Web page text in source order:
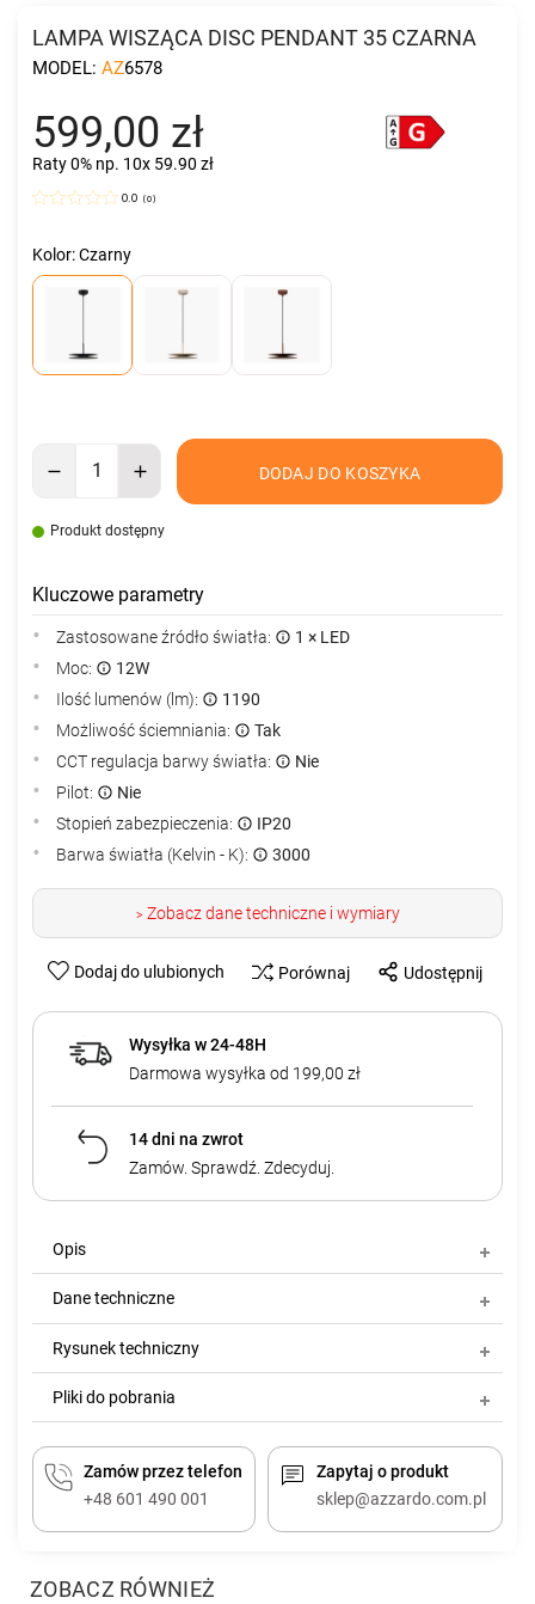
LAMPA WISZĄCA DISC PENDANT 35 CZARNA
MODEL: AZ6578
599,00 zł
Raty 0% np. 10x 59.90 zł
0.0 (0)
Kolor: Czarny
DODAJ DO KOSZYKA
Produkt dostępny
Kluczowe parametry
Zastosowane źródło światła:
1 × LED
Moc:
12W
Ilość lumenów (lm):
1190
Możliwość ściemniania:
Tak
CCT regulacja barwy światła:
Nie
Pilot:
Nie
Stopień zabezpieczenia:
IP20
Barwa światła (Kelvin - K):
3000
>Zobacz dane techniczne i wymiary
Dodaj do ulubionych Porównaj Udostępnij
Wysyłka w 24-48H
Darmowa wysyłka od 199,00 zł
14 dni na zwrot
Zamów. Sprawdź. Zdecyduj.
Opis
Dane techniczne
Rysunek techniczny
Pliki do pobrania
Zamów przez telefon
+48 601 490 001
Zapytaj o produkt
sklep@azzardo.com.pl
ZOBACZ RÓWNIEŻ